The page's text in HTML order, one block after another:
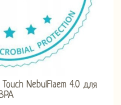
NebulFlaem 4.0 для